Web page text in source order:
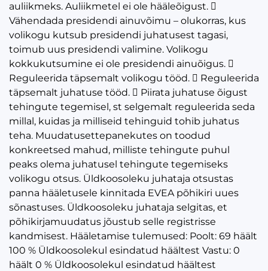
auliikmeks. Auliikmetel ei ole hääleõigust. 
Vähendada presidendi ainuvõimu – olukorras, kus
volikogu kutsub presidendi juhatusest tagasi,
toimub uus presidendi valimine. Volikogu
kokkukutsumine ei ole presidendi ainuõigus. 
Reguleerida täpsemalt volikogu tööd.  Reguleerida
täpsemalt juhatuse tööd.  Piirata juhatuse õigust
tehingute tegemisel, st selgemalt reguleerida seda
millal, kuidas ja milliseid tehinguid tohib juhatus
teha. Muudatusettepanekutes on toodud
konkreetsed mahud, milliste tehingute puhul
peaks olema juhatusel tehingute tegemiseks
volikogu otsus. Üldkoosoleku juhataja otsustas
panna hääletusele kinnitada EVEA põhikiri uues
sõnastuses. Üldkoosoleku juhataja selgitas, et
põhikirjamuudatus jõustub selle registrisse
kandmisest. Hääletamise tulemused: Poolt: 69 häält
100 % Üldkoosolekul esindatud häältest Vastu: 0
häält 0 % Üldkoosolekul esindatud häältest